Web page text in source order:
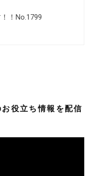
！No.1799
役立ち情報を配信